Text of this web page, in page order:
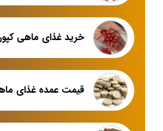
قیمت عمده غذای